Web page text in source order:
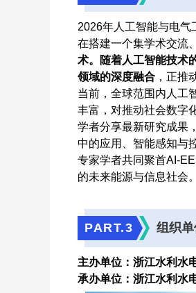
2026年人工智能与电气
在搭建一个集学术交流
术。随着人工智能技术
领域的深度融合 ，正推
当前，全球范围内人工
丰富，对推动社会数字
学者分享最新研究成果
中的应用、智能感知与
专家学者共同聚首AI-
的未来能源与信息社会。
PART.3 组织
主办单位：浙江水利水
承办单位：浙江水利水